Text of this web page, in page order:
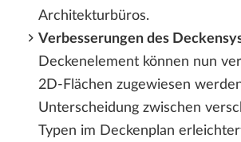
Architekturbüros.
Verbesserungen des
Deckenelement können nun
2D-Flächen zugewiesen
Unterscheidung zwischen
Typen im Deckenplan